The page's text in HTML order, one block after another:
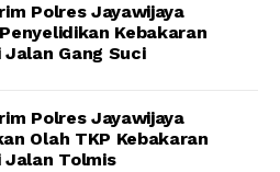
Polres Jayawijaya
Kebakaran
Jalan Gang Suci
Polres Jayawijaya
Olah TKP Kebakaran
Jalan Tolmis